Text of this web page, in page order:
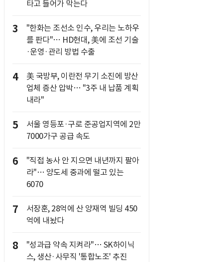
타고 들어가 막는다
3
"한화는 조선소 인수, 우리는 노하우
를 판다"… HD현대, 美에 조선 기술
·운영·관리 방법 수출
4
美 국방부, 이란전 무기 소진에 방산
업체 증산 압박… "3주 내 납품 계획
내라"
5
서울 영등포·구로 준공업지역에 2만
7000가구 공급 속도
6
"직접 농사 안 지으면 내년까지 팔아
라"… 양도세 중과에 떨고 있는
6070
7
서장훈, 28억에 산 양재역 빌딩 450
억에 내놨다
8
"성과급 약속 지켜라"… SK하이닉
스, 생산·사무직 '통합노조' 추진